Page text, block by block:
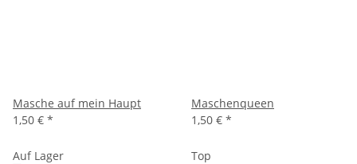
Masche auf mein Haupt
1,50 € *
Maschenqueen
1,50 € *
Auf Lager Top